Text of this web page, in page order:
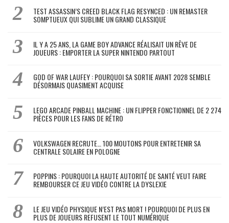
TEST ASSASSIN’S CREED BLACK FLAG RESYNCED : UN REMASTER
SOMPTUEUX QUI SUBLIME UN GRAND CLASSIQUE
IL Y A 25 ANS, LA GAME BOY ADVANCE RÉALISAIT UN RÊVE DE
JOUEURS : EMPORTER LA SUPER NINTENDO PARTOUT
GOD OF WAR LAUFEY : POURQUOI SA SORTIE AVANT 2028 SEMBLE
DÉSORMAIS QUASIMENT ACQUISE
LEGO ARCADE PINBALL MACHINE : UN FLIPPER FONCTIONNEL DE 2 274
PIÈCES POUR LES FANS DE RÉTRO
VOLKSWAGEN RECRUTE… 100 MOUTONS POUR ENTRETENIR SA
CENTRALE SOLAIRE EN POLOGNE
POPPINS : POURQUOI LA HAUTE AUTORITÉ DE SANTÉ VEUT FAIRE
REMBOURSER CE JEU VIDÉO CONTRE LA DYSLEXIE
LE JEU VIDÉO PHYSIQUE N’EST PAS MORT ! POURQUOI DE PLUS EN
PLUS DE JOUEURS REFUSENT LE TOUT NUMÉRIQUE